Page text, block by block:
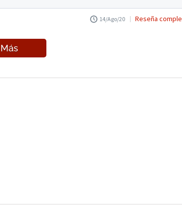
14/Ago/20 Reseña